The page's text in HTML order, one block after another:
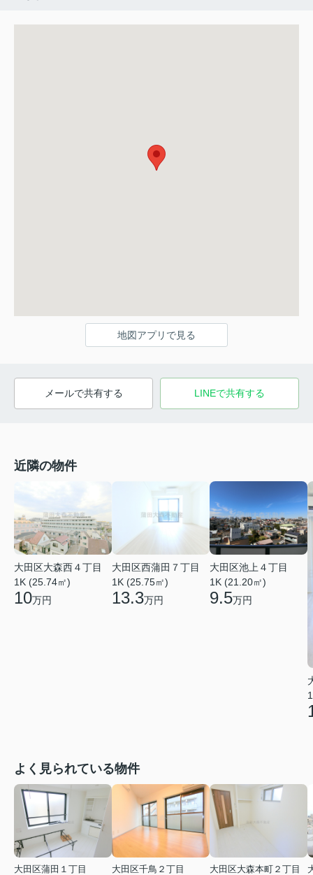
地図アプリで見る
メールで共有する LINEで共有する
近隣の物件
大田区大森西４丁目
1K (25.74㎡)
10万円
大田区西蒲田７丁目
1K (25.75㎡)
13.3万円
大田区池上４丁目
1K (21.20㎡)
9.5万円
よく見られている物件
大田区蒲田１丁目
大田区千鳥２丁目
大田区大森本町２丁目